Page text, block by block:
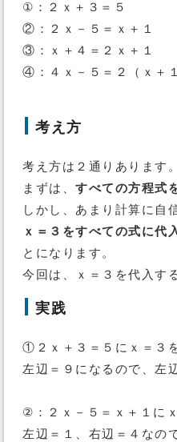
①：２ｘ＋３＝５
②：２ｘ－５＝ｘ＋１
③：ｘ＋４＝２ｘ＋１
④：４ｘ－５＝２（ｘ＋１
考え方
考え方は２通りあります。
まずは、 すべての方程式
しかし、あまり計算に自
ｘ＝３をすべての式に代
とになります。
今回は、ｘ＝３を代入す
実践
①２ｘ＋３＝５にｘ＝３
左辺＝９になるので、左
②：２ｘ－５＝ｘ＋１に
左辺＝１、右辺＝４なの